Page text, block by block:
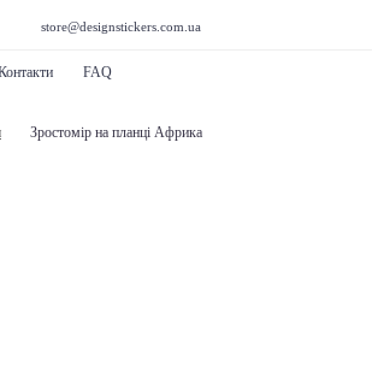
store@designstickers.com.ua
FAQ
Зростомір на планці Африка